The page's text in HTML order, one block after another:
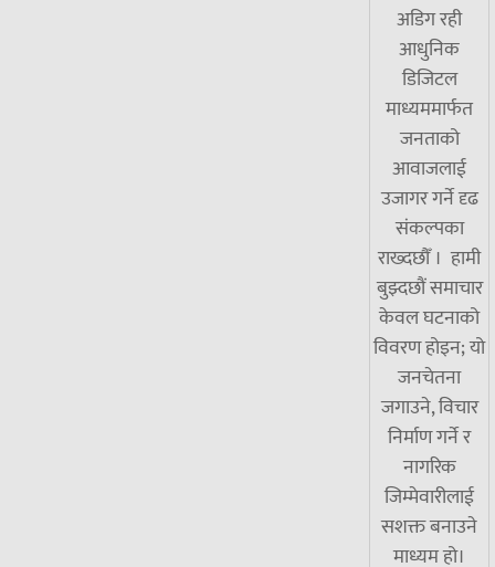
अडिग रही
आधुनिक
डिजिटल
माध्यममार्फत
जनताको
आवाजलाई
उजागर गर्ने दृढ
संकल्पका
राख्दछौँ । हामी
बुझ्दछौं समाचार
केवल घटनाको
विवरण होइन; यो
जनचेतना
जगाउने, विचार
निर्माण गर्ने र
नागरिक
जिम्मेवारीलाई
सशक्त बनाउने
माध्यम हो।